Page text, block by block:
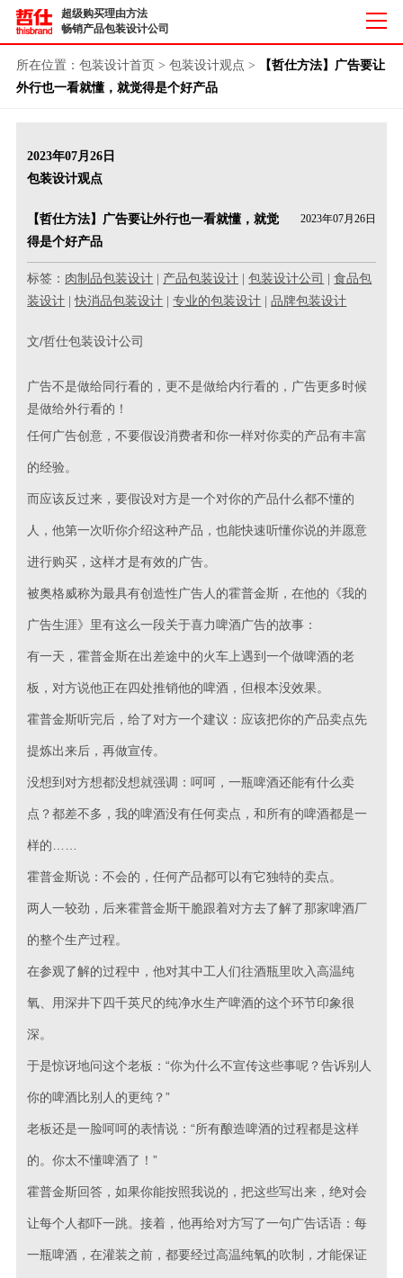
超级购买理由方法
畅销产品包装设计公司
所在位置： 包装设计首页 > 包装设计观点 >
【哲仕方法】广告要让
外行也一看就懂，就觉得是个好产品
2023年07月26日
包装设计观点
【哲仕方法】广告要让外行也一看就懂，就觉
得是个好产品
2023年07月26日
标签： 肉制品包装设计 产品包装设计 |包装设计公司 |食品包
装设计 |快消品包装设计 |专业的包装设计 |品牌包装设计
文/哲仕包装设计公司
广告不是做给同行看的，更不是做给内行看的，广告更多时候
是做给外行看的！
任何广告创意，不要假设消费者和你一样对你卖的产品有丰富
的经验。
而应该反过来，要假设对方是一个对你的产品什么都不懂的
人，他第一次听你介绍这种产品，也能快速听懂你说的并愿意
进行购买，这样才是有效的广告。
被奥格威称为最具有创造性广告人的霍普金斯，在他的《我的
广告生涯》里有这么一段关于喜力啤酒广告的故事：
有一天，霍普金斯在出差途中的火车上遇到一个做啤酒的老
板，对方说他正在四处推销他的啤酒，但根本没效果。
霍普金斯听完后，给了对方一个建议：应该把你的产品卖点先
提炼出来后，再做宣传。
没想到对方想都没想就强调：呵呵，一瓶啤酒还能有什么卖
点？都差不多，我的啤酒没有任何卖点，和所有的啤酒都是一
样的……
霍普金斯说：不会的，任何产品都可以有它独特的卖点。
两人一较劲，后来霍普金斯干脆跟着对方去了解了那家啤酒厂
的整个生产过程。
在参观了解的过程中，他对其中工人们往酒瓶里吹入高温纯
氧、用深井下四千英尺的纯净水生产啤酒的这个环节印象很
深。
于是惊讶地问这个老板：“你为什么不宣传这些事呢？告诉别人
你的啤酒比别人的更纯？”
老板还是一脸呵呵的表情说：“所有酿造啤酒的过程都是这样
的。你太不懂啤酒了！”
霍普金斯回答，如果你能按照我说的，把这些写出来，绝对会
让每个人都吓一跳。接着，他再给对方写了一句广告话语：每
一瓶啤酒，在灌装之前，都要经过高温纯氧的吹制，才能保证